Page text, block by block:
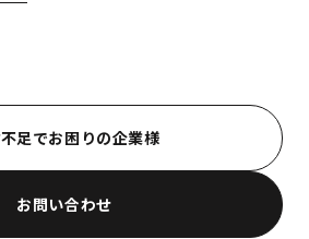
足でお困りの企業様
お問い合わせ